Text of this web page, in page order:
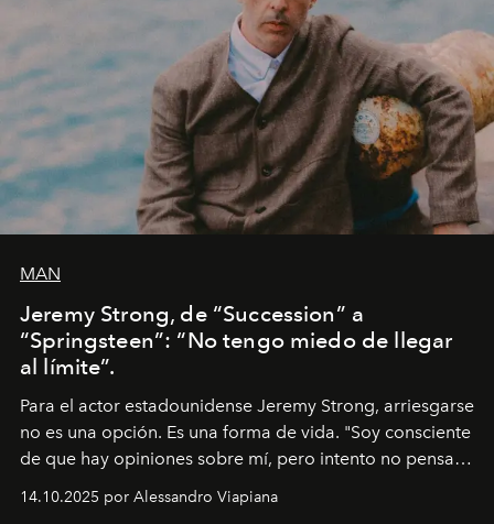
MAN
Jeremy Strong, de “Succession” a
“Springsteen”: “No tengo miedo de llegar
al límite”.
Para el actor estadounidense Jeremy Strong, arriesgarse
no es una opción. Es una forma de vida. "Soy consciente
de que hay opiniones sobre mí, pero intento no pensar
demasiado en cómo me perciben. Creo que es una
pérdida de tiempo", afirma.
14.10.2025 por Alessandro Viapiana